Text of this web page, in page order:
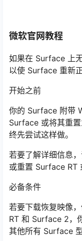
微软官网教程
如果在 Surface 上
以使 Surface 重新正
开始之前
你的 Surface 附带
Surface 或将其重
终先尝试这样做。
若要了解详细信息
或重置 Surface RT
必备条件
若要下载恢复映像
RT 和 Surface 2，
其他所有 Surface